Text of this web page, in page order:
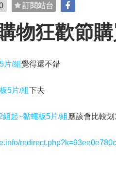
訂閱站台
物狂歡節
片/組覺得還不錯
5片/組下去
組起~黏蠅板5片/組 應該會比較